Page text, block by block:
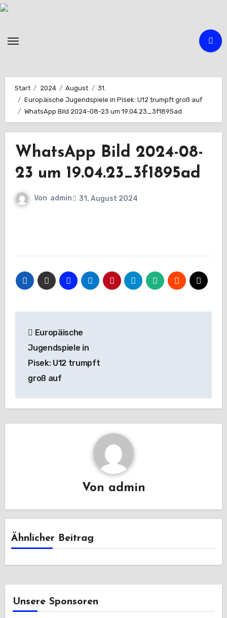
Zum
Start 2024 August
31.
Europäische Jugendspiele in Pisek: U12 trumpft groß auf
WhatsApp Bild 2024-08-23 um 19.04.23_3f1895ad
WhatsApp Bild 2024-08-
23 um 19.04.23_3f1895ad
Von admin 31. August 2024
Europäische
Jugendspiele in
Pisek: U12 trumpft
groß auf
Von admin
Ähnlicher Beitrag
Unsere Sponsoren